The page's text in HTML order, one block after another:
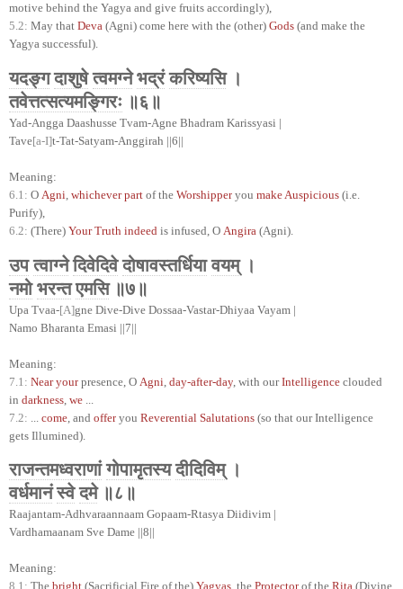
motive behind the Yagya and give fruits accordingly),
5.2: May that Deva (Agni) come here with the (other) Gods (and make the
Yagya successful).
यदङ्ग दाशुषे त्वमग्ने भद्रं करिष्यसि।
तवेत्तत्सत्यमङ्गिरः ॥६॥
Yad-Angga Daashusse Tvam-Agne Bhadram Karissyasi |
Tave[a-I]t-Tat-Satyam-Anggirah ||6||
Meaning:
6.1: O Agni, whichever part of the Worshipper you make Auspicious (i.e.
Purify),
6.2: (There) Your Truth indeed is infused, O Angira (Agni).
उप त्वाग्ने दिवेदिवे दोषावस्तर्धिया वयम्।
नमो भरन्त एमसि॥७॥
Upa Tvaa-[A]gne Dive-Dive Dossaa-Vastar-Dhiyaa Vayam |
Namo Bharanta Emasi ||7||
Meaning:
7.1: Near your presence, O Agni day-after-day , with ourIntelligence clouded
in darkness we
7.2:
come , and offer you Reverential Salutations (so that our Intelligence
gets Illumined).
राजन्तमध्वराणां गोपामृतस्य दीदिविम्।
वर्धमानं स्वे दमे॥८॥
Raajantam-Adhvaraannaam Gopaam-Rtasya Diidivim |
Vardhamaanam Sve Dame ||8||
Meaning: